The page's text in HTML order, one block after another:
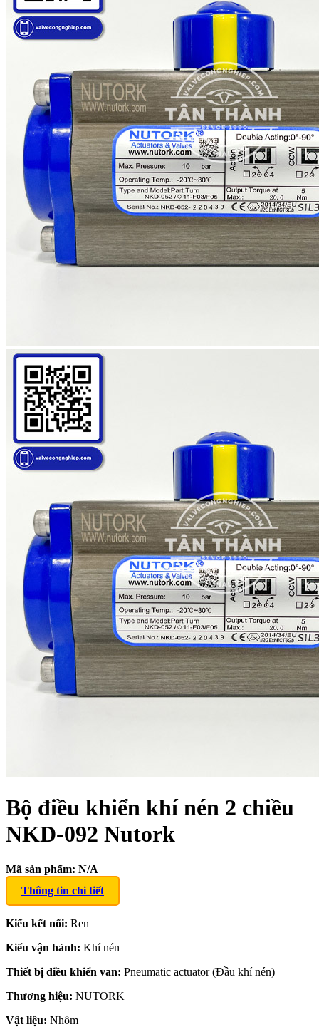
Bộ điều khiển khí nén 2 chiều
NKD-092 Nutork
Mã sản phẩm: N/A
Thông tin chi tiết
Kiểu kết nối: Ren
Kiểu vận hành: Khí nén
Thiết bị điều khiển van: Pneumatic actuator (Đầu khí nén)
Thương hiệu: NUTORK
Vật liệu: Nhôm